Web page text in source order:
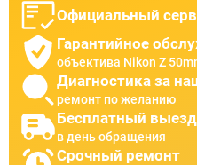
Официальный
Гарантийное
объектива Nikon Z
Диагностика за
ремонт по желанию
Бесплатный
в день обращения
Срочный ремонт